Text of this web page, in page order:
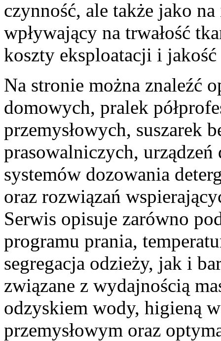
czynność, ale także jako
wpływający na trwałość
koszty eksploatacji i
Na stronie można znaleźć
domowych, pralek
przemysłowych, suszarek
prasowalniczych, urządzeń
systemów dozowania
oraz rozwiązań
Serwis opisuje zarówno
programu prania,
segregacja odzieży, jak i
związane z wydajnością
odzyskiem wody, higieną
przemysłowym oraz